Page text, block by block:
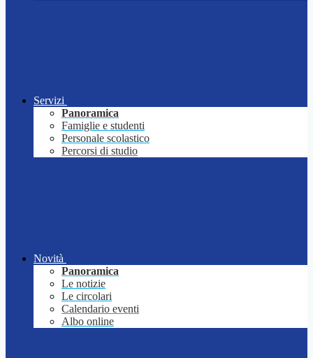
Servizi
Panoramica
Famiglie e studenti
Personale scolastico
Percorsi di studio
Novità
Panoramica
Le notizie
Le circolari
Calendario eventi
Albo online